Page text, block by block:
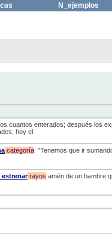
N_ejemplos
cuantos enterados; después los
hoy el
categoría: "Tenemos que ir
estrenarrayos amén de un hambre